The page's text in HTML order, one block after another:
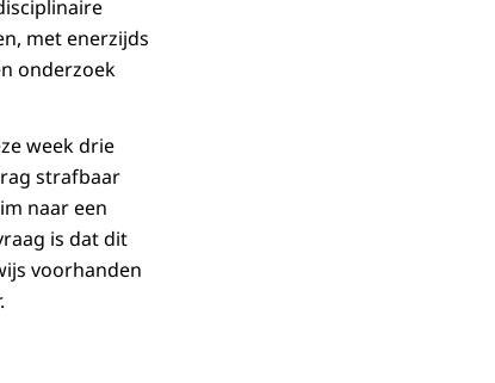
met enerzijds
onderzoek
week drie
strafbaar
naar een
is dat dit
voorhanden